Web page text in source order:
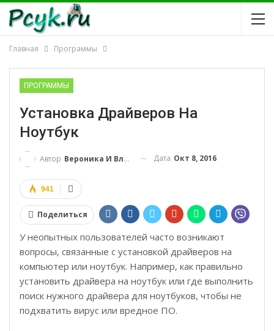
Главная Программы
ПРОГРАММЫ
Установка Драйверов На
Ноутбук
Автор Вероника И Влад Дата Окт 8, 2016
941
Поделиться
У неопытных пользователей часто возникают
вопросы, связанные с установкой драйверов на
компьютер или ноутбук. Например, как правильно
установить драйвера на ноутбук или где выполнить
поиск нужного драйвера для ноутбуков, чтобы не
подхватить вирус или вредное ПО.